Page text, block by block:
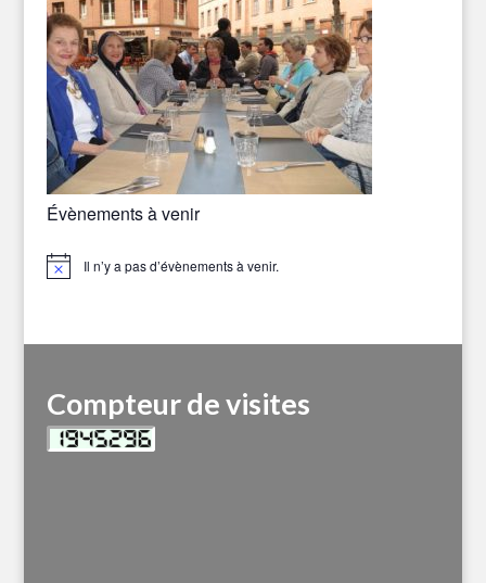
Évènements à venir
Notice Il n’y a pas d’évènements à venir.
Compteur de visites